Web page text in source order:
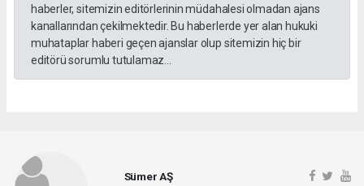
haberler, sitemizin editörlerinin müdahalesi olmadan ajans
kanallarından çekilmektedir. Bu haberlerde yer alan hukuki
muhataplar haberi geçen ajanslar olup sitemizin hiç bir
editörü sorumlu tutulamaz...
Sümer AŞ